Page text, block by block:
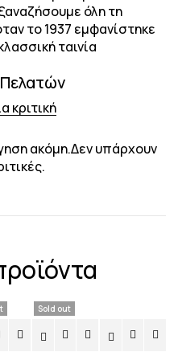
όλη τη
το 1937 εμφανίστηκε
ταινία
κριτική
ακόμη.Δεν υπάρχουν
Sold out